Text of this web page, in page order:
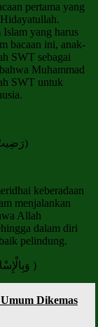
pertama yang
Islam yang harus
bacaan ini, anak-
SWT sebagai
Muhammad
SWT untuk
Kerelaan Allah sebagai Tuhan (رَضِيتُ بِاللهِ رَبًّا)
keberadaan
menjalankan
Allah
dalam diri
pelindung.
3. Kerelaan Islam Sebagai agama (وَبِالْإِسْلامِ دِينًا )
Dikemas